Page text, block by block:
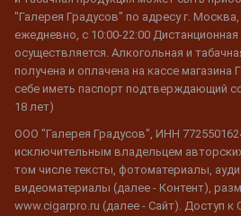
"Галерея Градусов" по адресу г.
ежедневно, с 10:00-22:00
осуществляется. Алкогольная и
получена и оплачена на кассе магазина
себе иметь паспорт подтверждающий
18 лет)
ООО "Галерея Градусов", ИНН
исключительным владельцем
том числе тексты, фотоматериалы,
видеоматериалы (далее - Контент),
www.cigarpro.ru (далее - Сайт). Доступ к